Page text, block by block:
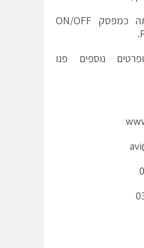
ניתן לאפיין אותה כמפסק ON/OFF
נוספים פנו